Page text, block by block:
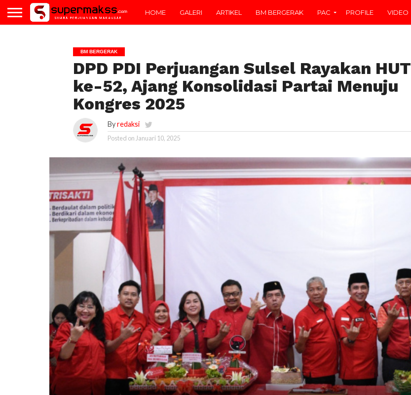
HOME GALERI ARTIKEL BM BERGERAK PAC PROFILE VIDEO
BM BERGERAK
DPD PDI Perjuangan Sulsel Rayakan HUT
ke-52, Ajang Konsolidasi Partai Menuju
Kongres 2025
Byredaksi
Posted on Januari 10, 2025